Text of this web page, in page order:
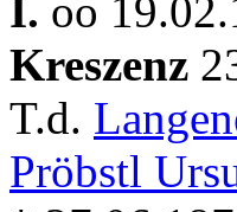
I. oo
Kreszenz
T.d.
Pröbstl